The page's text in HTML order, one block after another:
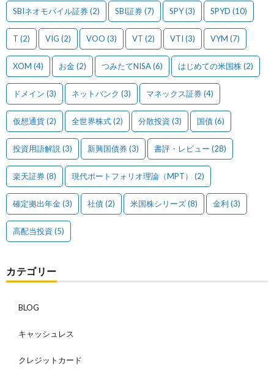
SBIネオモバイル証券(2) SBI証券(7) SPY(3) SPYD (10)
T (2) VIG (2) VOO (3) VT (2) VTI (3) VYM (7)
XOM (4) お金(2) つみたてNISA(6) はじめての米国株(2)
ドメイン (3) ネットバンク (3) マネックス証券(4)
仮想通貨(2) 全世界株式(2) 分散投資 (3) 国債(6)
投資用語解説 (3) 新興国債券(3) 書評・レビュー (28)
楽天証券(8) 現代ポートフォリオ理論（MPT） (2)
確定拠出年金(3) 社債(2) 米国株シリーズ(8) 金利 (3)
高配当投資 (5)
カテゴリー
BLOG
キャッシュレス
クレジットカード